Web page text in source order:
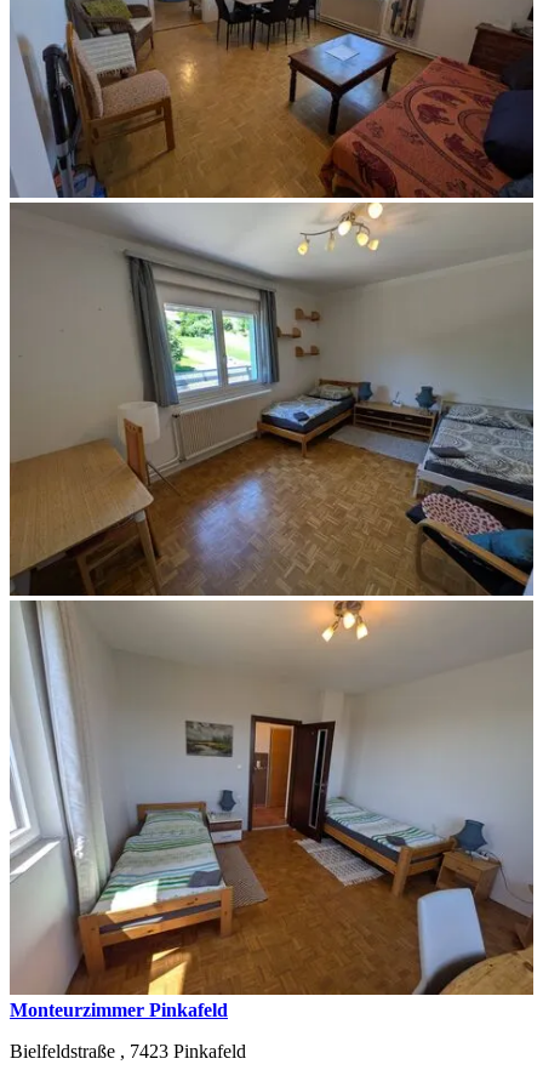
Monteurzimmer Pinkafeld
Bielfeldstraße , 7423 Pinkafeld